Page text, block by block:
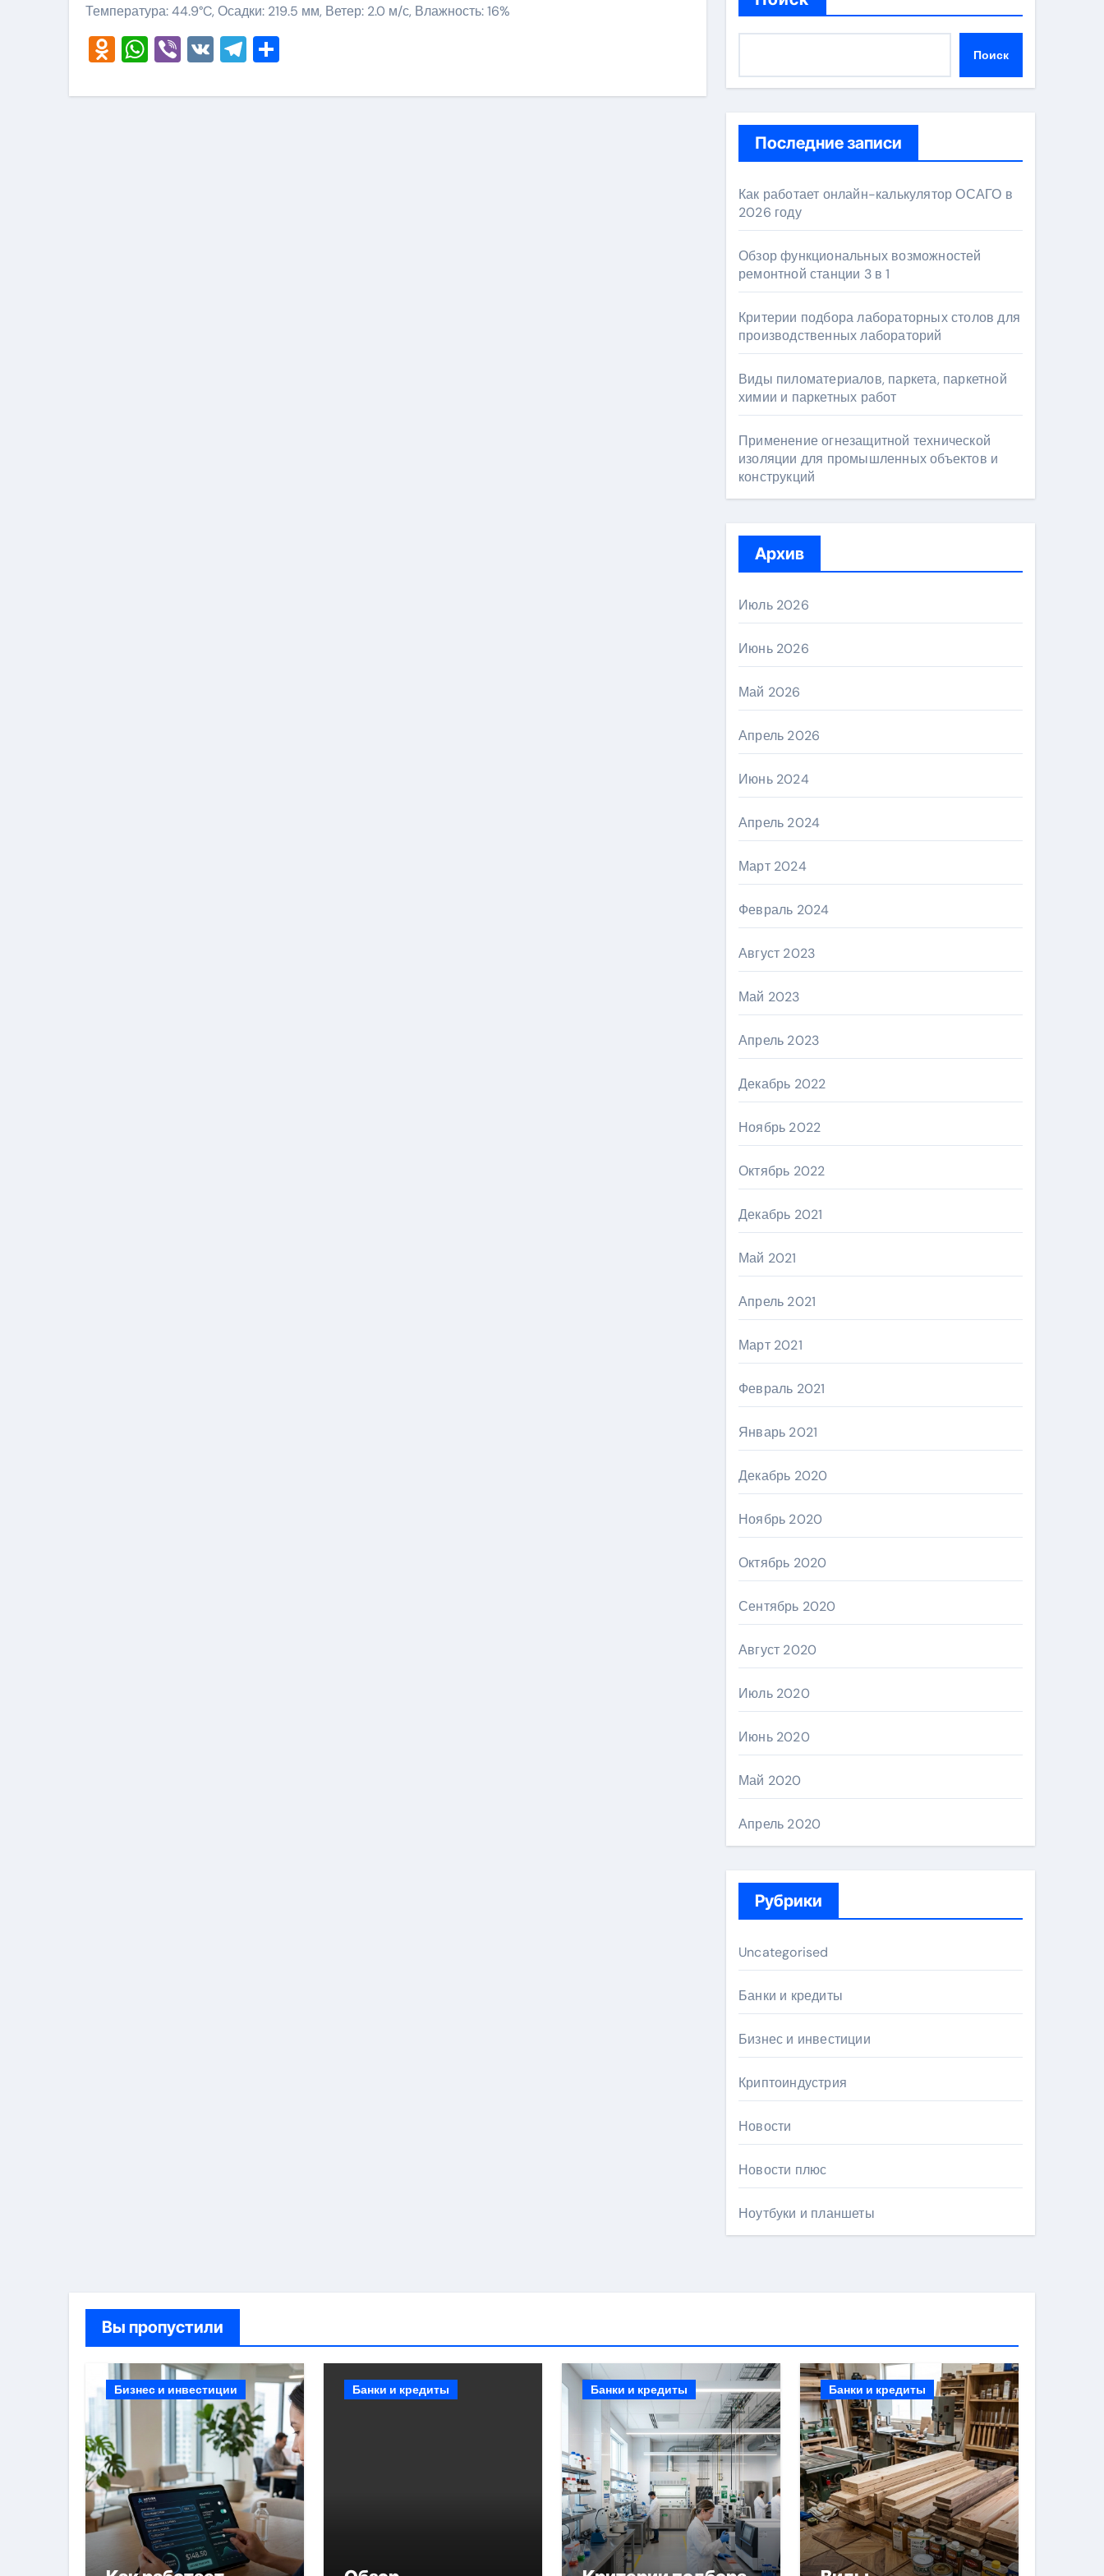
Температура: 44.9°C, Осадки: 219.5 мм, Ветер: 2.0 м/с, Влажность: 16%
Odnoklassniki
WhatsApp
Viber
VKTelegram Поиск
Последние записи
Как работает онлайн-калькулятор ОСАГО в
2026 году
Обзор функциональных возможностей
ремонтной станции 3 в 1
Критерии подбора лабораторных столов для
производственных лабораторий
Виды пиломатериалов, паркета, паркетной
химии и паркетных работ
Применение огнезащитной технической
изоляции для промышленных объектов и
конструкций
Архив
Июль 2026
Июнь 2026
Май 2026
Апрель 2026
Июнь 2024
Апрель 2024
Март 2024
Февраль 2024
Август 2023
Май 2023
Апрель 2023
Декабрь 2022
Ноябрь 2022
Октябрь 2022
Декабрь 2021
Май 2021
Апрель 2021
Март 2021
Февраль 2021
Январь 2021
Декабрь 2020
Ноябрь 2020
Октябрь 2020
Сентябрь 2020
Август 2020
Июль 2020
Июнь 2020
Май 2020
Апрель 2020
Рубрики
Uncategorised
Банки и кредиты
Бизнес и инвестиции
Криптоиндустрия
Новости
Новости плюс
Ноутбуки и планшеты
Вы пропустили
Бизнес и инвестиции Банки и кредиты Банки и кредиты Банки и кредиты